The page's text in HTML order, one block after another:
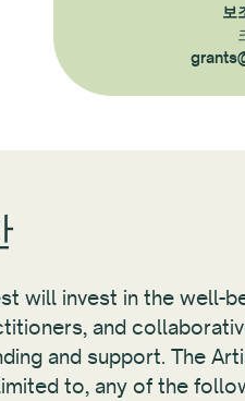
보
will invest in the well-
and
and support. The
to, any of the